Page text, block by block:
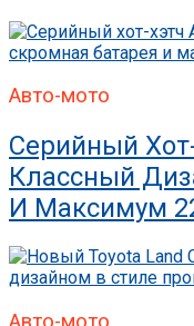
Авто-мото
Серийный
Классный
И Максимум